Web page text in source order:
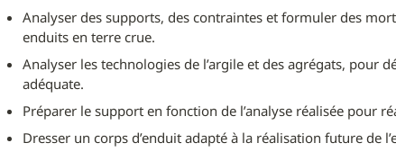
Analyser des supports, des contraintes et formuler des
enduits en terre crue.
Analyser les technologies de l’argile et des agrégats, pour
adéquate.
Préparer le support en fonction de l’analyse réalisée pour
Dresser un corps d’enduit adapté à la réalisation future de